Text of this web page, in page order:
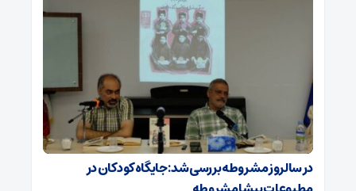
در سالروز مشروطه بررسی شد: جایگاه کودکان در